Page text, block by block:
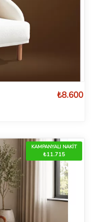
₺8.600
KAMPANYALI NAKİT
₺11.715